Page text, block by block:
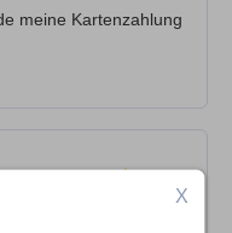
meine Kartenzahlung
/10X